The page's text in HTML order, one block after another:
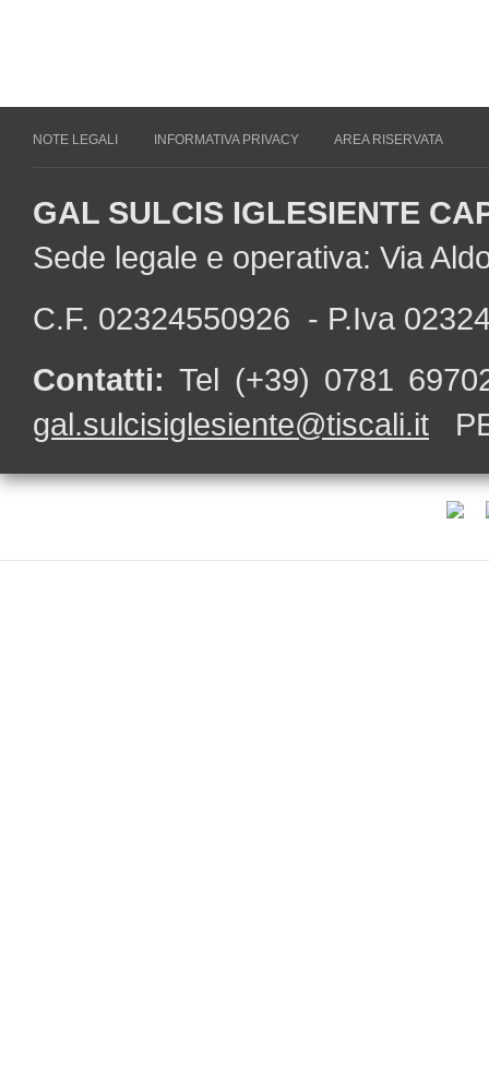
NOTE LEGALI INFORMATIVA PRIVACY AREA RISERVATA
GAL SULCIS IGLESIENTE
Sede legale e operativa: Via
C.F. 02324550926 - P.Iva
Contatti:Tel (+39) 0781
gal.sulcisiglesiente@tiscali.it